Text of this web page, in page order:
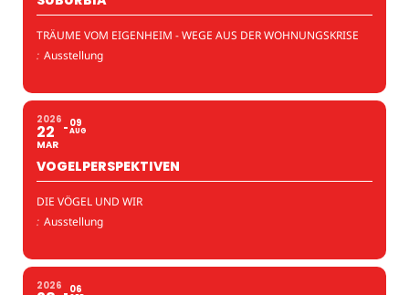
TRÄUME VOM EIGENHEIM - WEGE AUS DER WOHNUNGSKRISE
: Ausstellung
2026
22
MAR
09
AUG
VOGELPERSPEKTIVEN
DIE VÖGEL UND WIR
: Ausstellung
2026 06